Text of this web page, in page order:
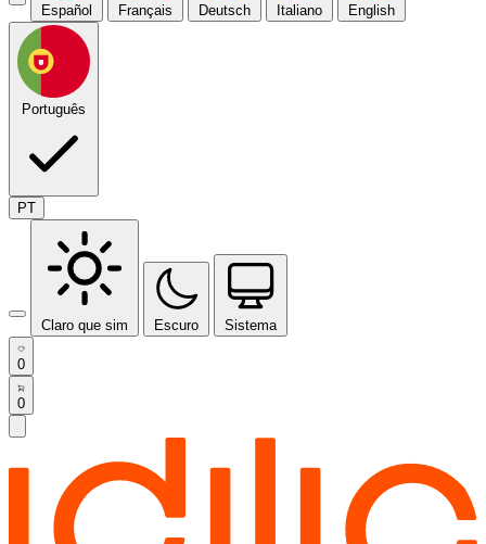
Español Français Deutsch Italiano English
Português
PT
Claro que sim Escuro Sistema
0
0